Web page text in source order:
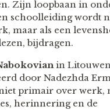
Zijn loopbaan in
schoolleiding wordt
maar als een
bijdragen.
in
door Nadezhda
primair over werk,
herinnering en de